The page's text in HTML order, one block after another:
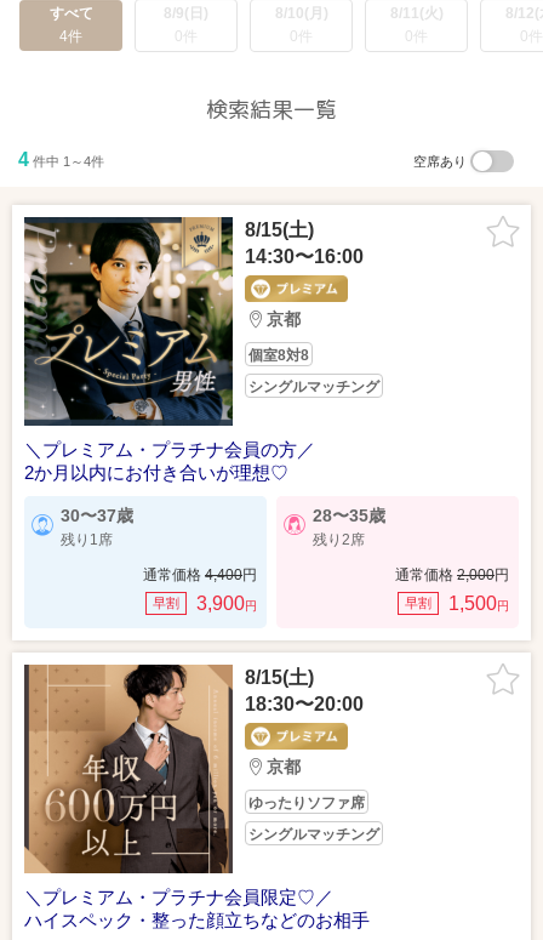
すべて
4件
8/9(日)
0件
8/10(月)
0件
8/11(火)
0件
8/12(
0件
検索結果一覧
4 件中 1～4件 空席あり
8/15(土)
14:30〜16:00
京都
個室8対8
シングルマッチング
＼プレミアム・プラチナ会員の方／
2か月以内にお付き合いが理想♡
30〜37歳
残り1席
通常価格 4,400円
早割 3,900円
28〜35歳
残り2席
通常価格 2,000円
早割 1,500円
8/15(土)
18:30〜20:00
京都
ゆったりソファ席
シングルマッチング
＼プレミアム・プラチナ会員限定♡／
ハイスペック・整った顔立ちなどのお相手